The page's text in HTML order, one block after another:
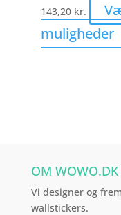
143,20 kr.
muligheder
OM WOWO.DK
Vi designer og
wallstickers.